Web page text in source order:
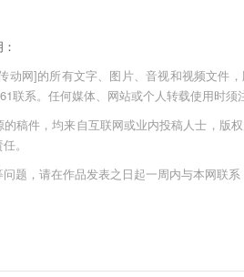
动网]的所有文字、图片、音视和视频文件
联系。任何媒体、网站或个人转载使用时
稿件，均来自互联网或业内投稿人士，版
。
题，请在作品发表之日起一周内与本网联